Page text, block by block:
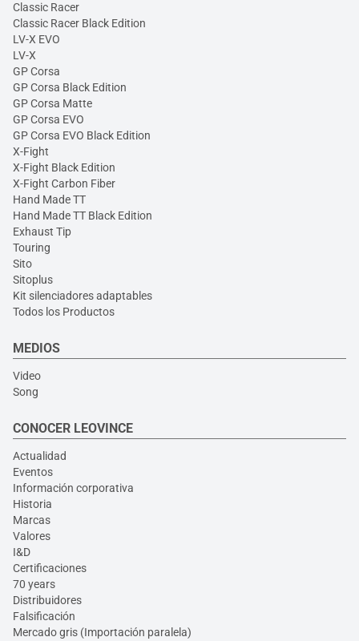
Classic Racer
Classic Racer Black Edition
LV-X EVO
LV-X
GP Corsa
GP Corsa Black Edition
GP Corsa Matte
GP Corsa EVO
GP Corsa EVO Black Edition
X-Fight
X-Fight Black Edition
X-Fight Carbon Fiber
Hand Made TT
Hand Made TT Black Edition
Exhaust Tip
Touring
Sito
Sitoplus
Kit silenciadores adaptables
Todos los Productos
MEDIOS
Video
Song
CONOCER LEOVINCE
Actualidad
Eventos
Información corporativa
Historia
Marcas
Valores
I&D
Certificaciones
70 years
Distribuidores
Falsificación
Mercado gris (Importación paralela)